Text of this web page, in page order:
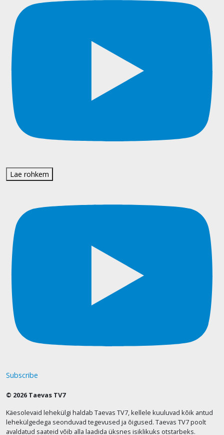
Lae rohkem
Subscribe
© 2026 Taevas TV7
Käesolevaid lehekülgi haldab Taevas TV7, kellele kuuluvad kõik antud
lehekülgedega seonduvad tegevused ja õigused. Taevas TV7 poolt
avaldatud saateid võib alla laadida üksnes isiklikuks otstarbeks.